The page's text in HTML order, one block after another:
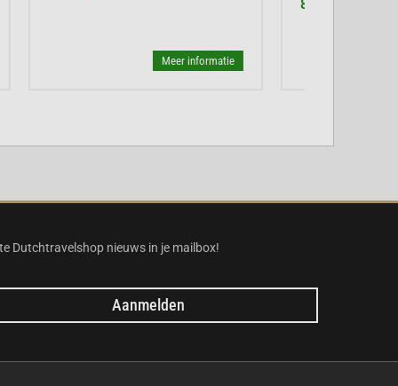
Meer informatie
Dutchtravelshop nieuws in je mailbox!
Aanmelden